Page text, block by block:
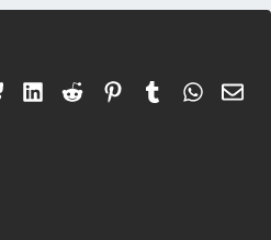
BlueskyLinkedIn
RedditPinterestTumblr 電